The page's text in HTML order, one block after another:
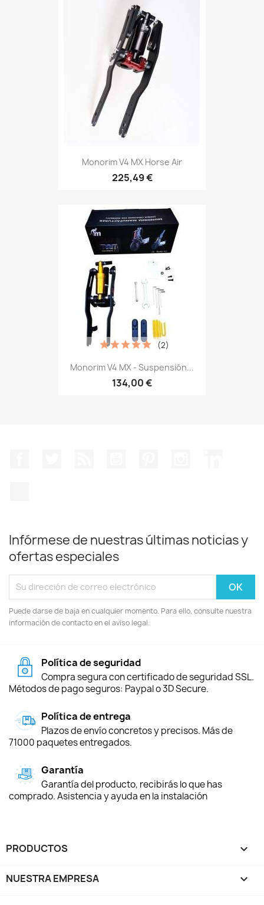
Monorim V4 MX Horse Air
225,49 €
Monorim V4 MX - Suspensión...
134,00 €
(2)
Infórmese de nuestras últimas noticias y
ofertas especiales
Puede darse de baja en cualquier momento. Para ello, consulte nuestra
información de contacto en el aviso legal.
Política de seguridad
Compra segura con certificado de seguridad SSL.
Métodos de pago seguros: Paypal o 3D Secure.
Política de entrega
Plazos de envío concretos y precisos. Más de
71000 paquetes entregados.
Garantía
Garantía del producto, recibirás lo que has
comprado. Asistencia y ayuda en la instalación
PRODUCTOS 
NUESTRA EMPRESA 